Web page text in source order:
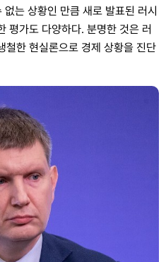
는 상황인 만큼 새로 발표된 러시
평가도 다양하다. 분명한 것은 러
철한 현실론으로 경제 상황을 진단